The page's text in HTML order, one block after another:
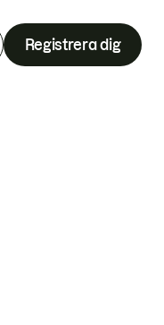
Registrera dig